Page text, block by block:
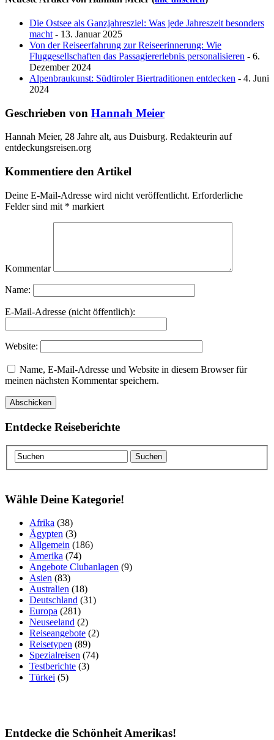
Die Ostsee als Ganzjahresziel: Was jede Jahreszeit besonders
macht - 13. Januar 2025
Von der Reiseerfahrung zur Reiseerinnerung: Wie
Fluggesellschaften das Passagiererlebnis personalisieren - 6.
Dezember 2024
Alpenbraukunst: Südtiroler Biertraditionen entdecken - 4. Juni
2024
Geschrieben von Hannah Meier
Hannah Meier, 28 Jahre alt, aus Duisburg. Redakteurin auf
entdeckungsreisen.org
Kommentiere den Artikel
Deine E-Mail-Adresse wird nicht veröffentlicht. Erforderliche
Felder sind mit * markiert
Kommentar
Name:
E-Mail-Adresse (nicht öffentlich):
Website:
Name, E-Mail-Adresse und Website in diesem Browser für
meinen nächsten Kommentar speichern.
Entdecke Reiseberichte
Wähle Deine Kategorie!
Afrika (38)
Ägypten (3)
Allgemein (186)
Amerika (74)
Angebote Clubanlagen (9)
Asien (83)
Australien (18)
Deutschland (31)
Europa (281)
Neuseeland (2)
Reiseangebote (2)
Reisetypen (89)
Spezialreisen (74)
Testberichte (3)
Türkei (5)
Entdecke die Schönheit Amerikas!